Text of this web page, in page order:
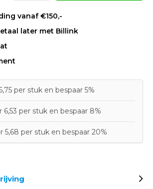
vanaf €150,-
later met Billink
per stuk en bespaar 5%
6,53 per stuk en bespaar 8%
5,68 per stuk en bespaar 20%